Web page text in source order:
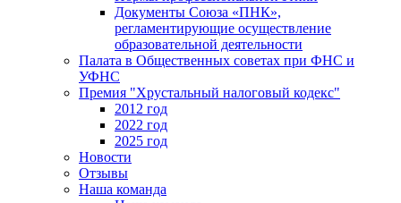
Документы Союза «ПНК»,
регламентирующие осуществление
образовательной деятельности
Палата в Общественных советах при ФНС и
УФНС
Премия "Хрустальный налоговый кодекс"
2012 год
2022 год
2025 год
Новости
Отзывы
Наша команда